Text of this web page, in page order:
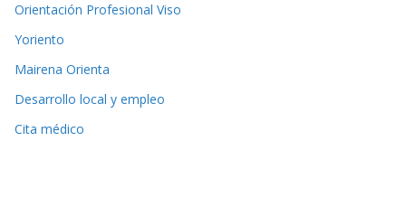
Orientación Profesional Viso
Yoriento
Mairena Orienta
Desarrollo local y empleo
Cita médico